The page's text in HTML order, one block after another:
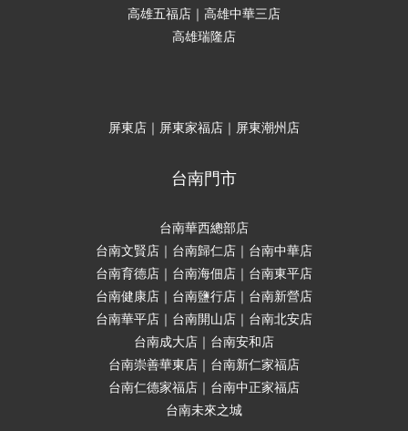
高雄五福店｜高雄中華三店
高雄瑞隆店
屏東店｜屏東家福店｜屏東潮州店
台南門市
台南華西總部店
台南文賢店｜台南歸仁店｜台南中華店
台南育德店｜台南海佃店｜台南東平店
台南健康店｜台南鹽行店｜台南新營店
台南華平店｜台南開山店｜台南北安店
台南成大店｜台南安和店
台南崇善華東店｜台南新仁家福店
台南仁德家福店｜台南中正家福店
台南未來之城